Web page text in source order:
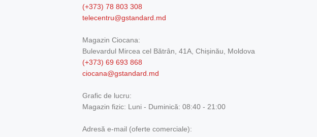
(+373) 78 803 308
telecentru@gstandard.md
Magazin Ciocana:
Bulevardul Mircea cel Bătrân, 41A, Chișinău, Moldova
(+373) 69 693 868
ciocana@gstandard.md
Grafic de lucru:
Magazin fizic: Luni - Duminică: 08:40 - 21:00
Adresă e-mail (oferte comerciale):